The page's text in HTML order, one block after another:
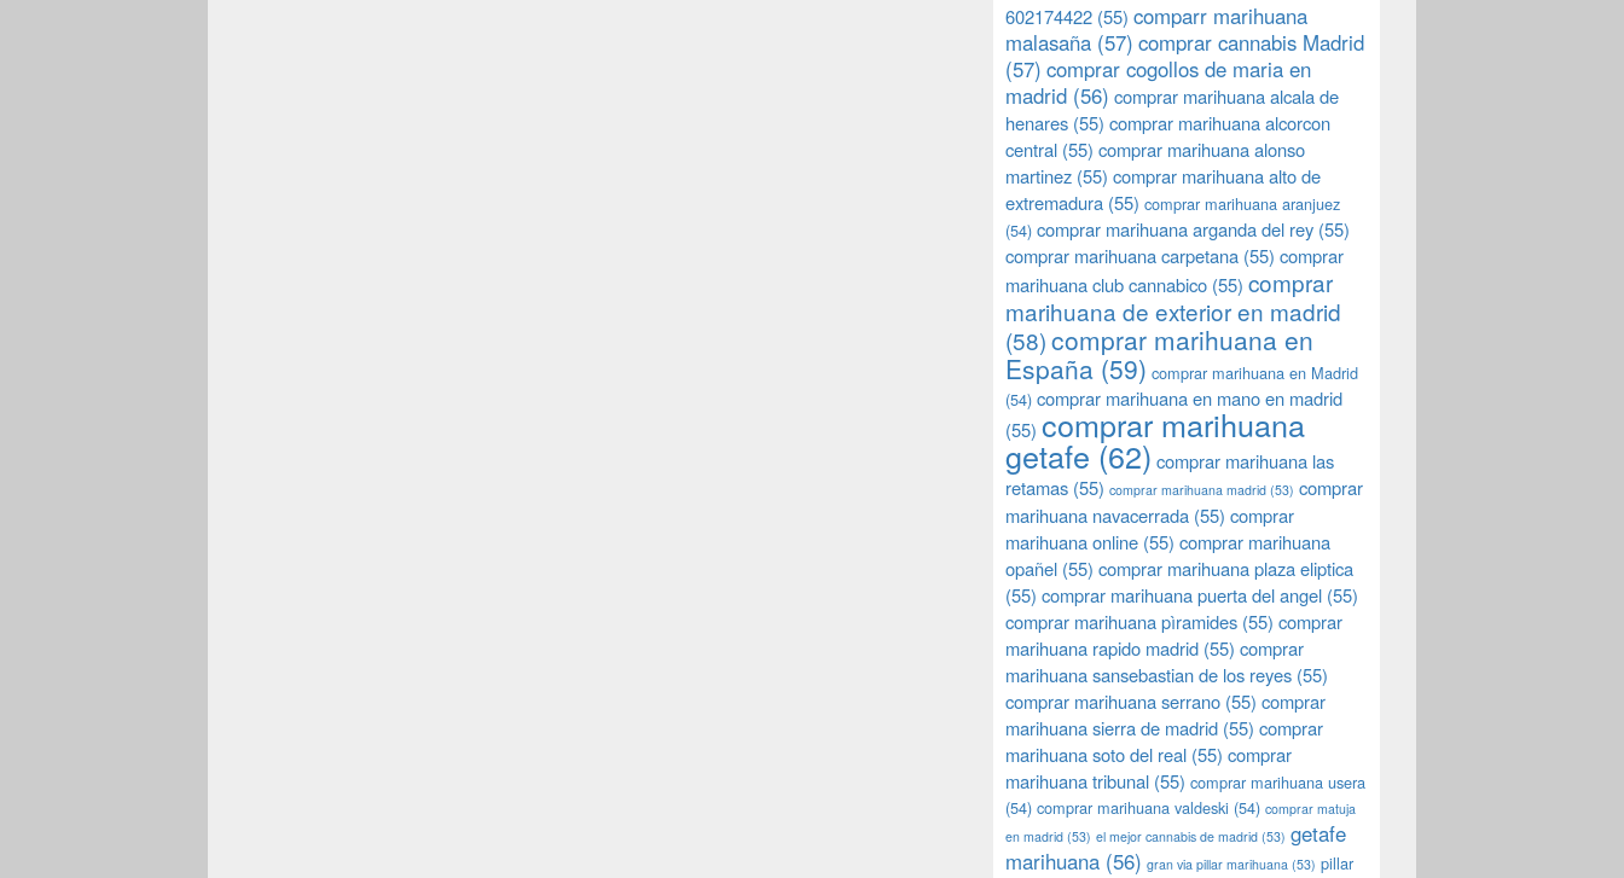
602174422 (55) comparr marihuana
malasaña (57) comprar cannabis Madrid
(57) comprar cogollos de maria en
madrid (56) comprar marihuana alcala de
henares (55) comprar marihuana alcorcon
central (55) comprar marihuana alonso
martinez (55) comprar marihuana alto de
extremadura (55) comprar marihuana aranjuez
(54) comprar marihuana arganda del rey (55)
comprar marihuana carpetana (55) comprar
marihuana club cannabico (55) comprar
marihuana de exterior en madrid
(58)comprar marihuana en
España (59) comprar marihuana en Madrid
(54) comprar marihuana en mano en madrid
(55) comprar marihuana
getafe (62) comprar marihuana las
retamas (55) comprar marihuana madrid (53) comprar
marihuana navacerrada (55) comprar
marihuana online (55) comprar marihuana
opañel (55) comprar marihuana plaza eliptica
(55) comprar marihuana puerta del angel (55)
comprar marihuana pìramides (55) comprar
marihuana rapido madrid (55) comprar
marihuana sansebastian de los reyes (55)
comprar marihuana serrano (55) comprar
marihuana sierra de madrid (55) comprar
marihuana soto del real (55) comprar
marihuana tribunal (55) comprar marihuana usera
(54) comprar marihuana valdeski (54) comprar matuja
en madrid (53) el mejor cannabis de madrid (53) getafe
marihuana (56) gran via pillar marihuana (53) pillar